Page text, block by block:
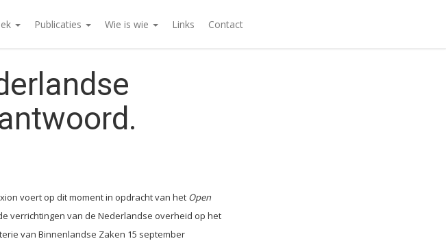
Publicaties Wie is wie Links Contact
voert op dit moment in opdracht van het Open
verrichtingen van de Nederlandse overheid op het
van Binnenlandse Zaken 15 september